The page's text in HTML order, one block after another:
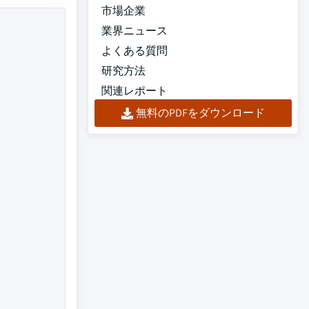
市場企業
業界ニュース
よくある質問
研究方法
関連レポート
無料のPDFをダウンロード